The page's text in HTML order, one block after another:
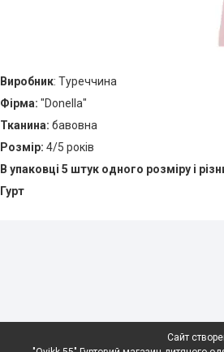
Виробник: Туреччина
Фірма: "Donella"
Тканина: бавовна
Розмір: 4/5 років
В упаковці 5 штук одного розміру і
Гурт
Сайт